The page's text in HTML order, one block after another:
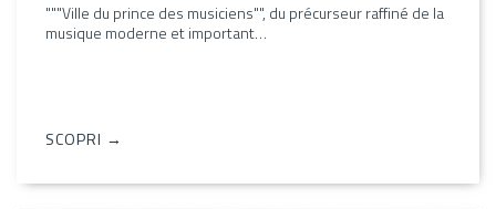
"""Ville du prince des musiciens"", du précurseur raffiné de la
musique moderne et important…
SCOPRI →